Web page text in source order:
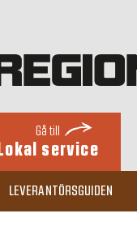
Gå till
Lokal service
LEVERANTÖRSGUIDEN